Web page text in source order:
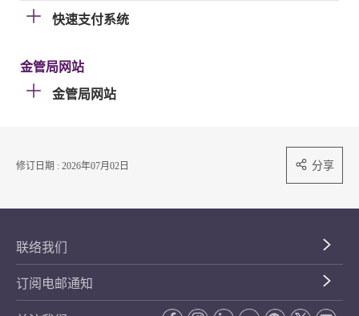
快速支付系统
金管局网站
金管局网站
修订日期 : 2026年07月02日 分享
联络我们
订阅电邮通知